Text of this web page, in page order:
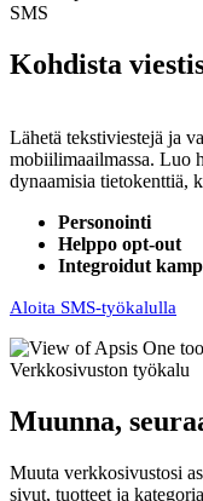
SMS
Kohdista
Lähetä tekstiviestejä ja
mobiilimaailmassa. Luo
dynaamisia tietokenttiä,
Personointi
Helppo opt-out
Integroidut
Aloita SMS-työkalulla
Verkkosivuston työkalu
Muunna,
Muuta verkkosivustosi
sivut, tuotteet ja